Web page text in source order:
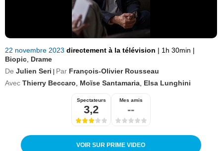
22 novembre 2023 directement à la télévision | 1h 30min |
Biopic Drame
De Julien Seri Par François-Olivier Rousseau
Avec Thierry Beccaro Moïse Santamaria Elsa Lunghini
Spectateurs
3,2
Mes amis
--
VOIR SUR PRIME VIDEO